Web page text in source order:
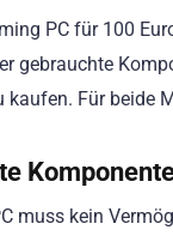
PC für 100
gebrauchte
kaufen. Für beide
muss kein